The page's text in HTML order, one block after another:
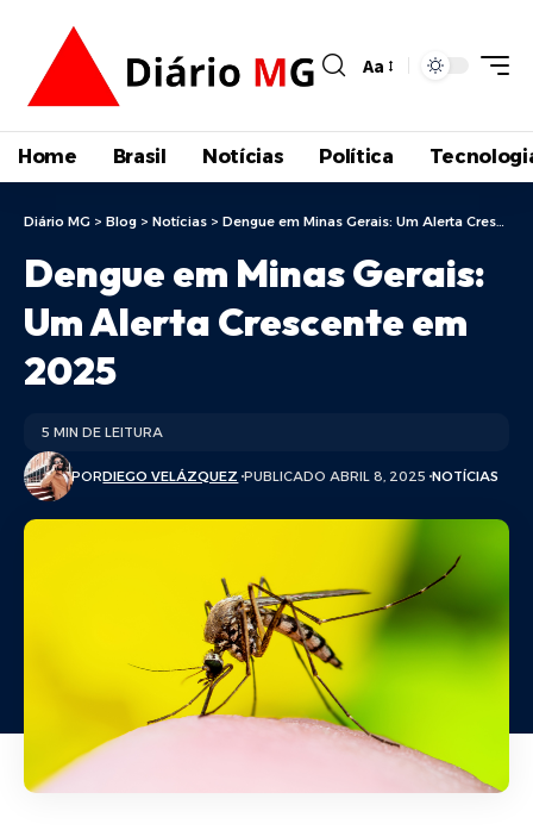
Aa
Home Brasil Notícias Política
Diário MG > Blog > Notícias > Dengue em Minas Gerais: Um Alerta Crescente em 2025
Dengue em Minas Gerais:
Um Alerta Crescente em
2025
PORDIEGO VELÁZQUEZ PUBLICADO ABRIL 8, 2025 NOTÍCIAS
5 MIN DE LEITURA